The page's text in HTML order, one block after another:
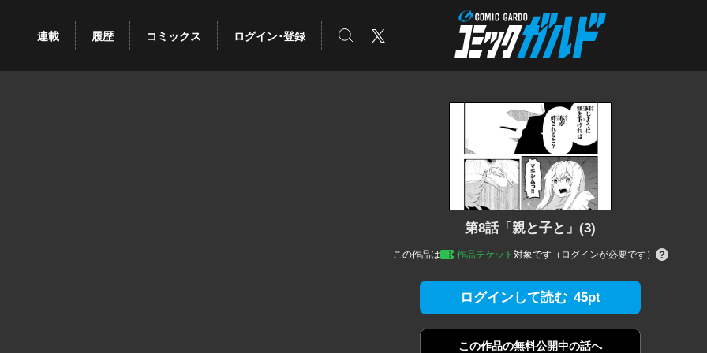
コミックガルド
連載 履歴 コミックス ログイン･登録 検索 X
第8話「親と子と」(3)
この作品は 作品チケット 対象です（ログインが必要です）
ログインして読む 45pt
この作品の無料公開中の話へ